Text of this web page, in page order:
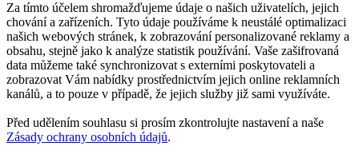
Za tímto účelem shromažďujeme údaje o našich uživatelích, jejich
chování a zařízeních. Tyto údaje používáme k neustálé optimalizaci
našich webových stránek, k zobrazování personalizované reklamy a
obsahu, stejně jako k analýze statistik používání. Vaše zašifrovaná
data můžeme také synchronizovat s externími poskytovateli a
zobrazovat Vám nabídky prostřednictvím jejich online reklamních
kanálů, a to pouze v případě, že jejich služby již sami využíváte.
Před udělením souhlasu si prosím zkontrolujte nastavení a naše
Zásady ochrany osobních údajů.